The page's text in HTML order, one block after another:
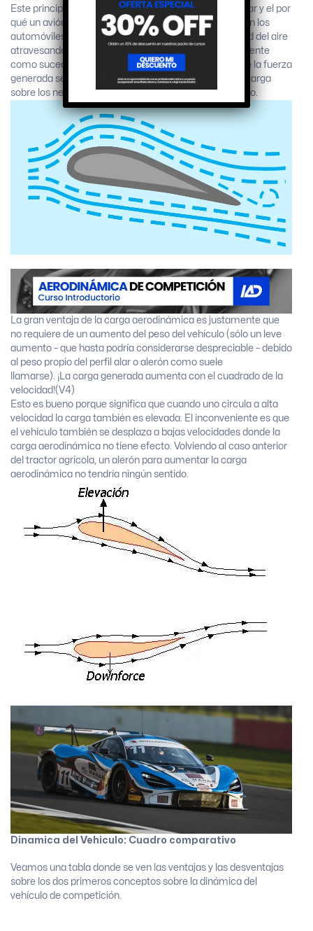
Este principio explica el funcionamiento de un perfil alar y el por
qué un avión vuela. Este concepto se utiliza también en los
automóviles, pero al revés. En lugar de que la velocidad del aire
atravesando este perfil alar genere una fuerza ascendente
como sucede con un avión, se diseña de forma tal que la fuerza
generada sea descendente. Así se logra aumentar la carga
sobre los neumáticos sin aumentar el peso del vehículo.
La gran ventaja de la carga aerodinámica es justamente que
no requiere de un aumento del peso del vehículo (sólo un leve
aumento – que hasta podría considerarse despreciable – debido
al peso propio del perfil alar o alerón como suele
llamarse). ¡La carga generada aumenta con el cuadrado de la
velocidad!(V4)
Esto es bueno porque significa que cuando uno circula a alta
velocidad la carga también es elevada. El inconveniente es que
el vehículo también se desplaza a bajas velocidades donde la
carga aerodinámica no tiene efecto. Volviendo al caso anterior
del tractor agrícola, un alerón para aumentar la carga
aerodinámica no tendría ningún sentido.
Dinamica del Vehiculo: Cuadro comparativo
Veamos una tabla donde se ven las ventajas y las desventajas
sobre los dos primeros conceptos sobre la dinámica del
vehículo de competición.